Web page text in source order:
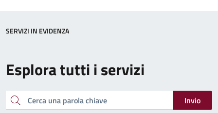
Esplora tutti i servizi
Cerca una parola chiave
Invio
SERVIZI IN EVIDENZA